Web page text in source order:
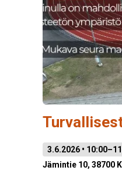
3.6.2026 •
Jämintie 10, 38700